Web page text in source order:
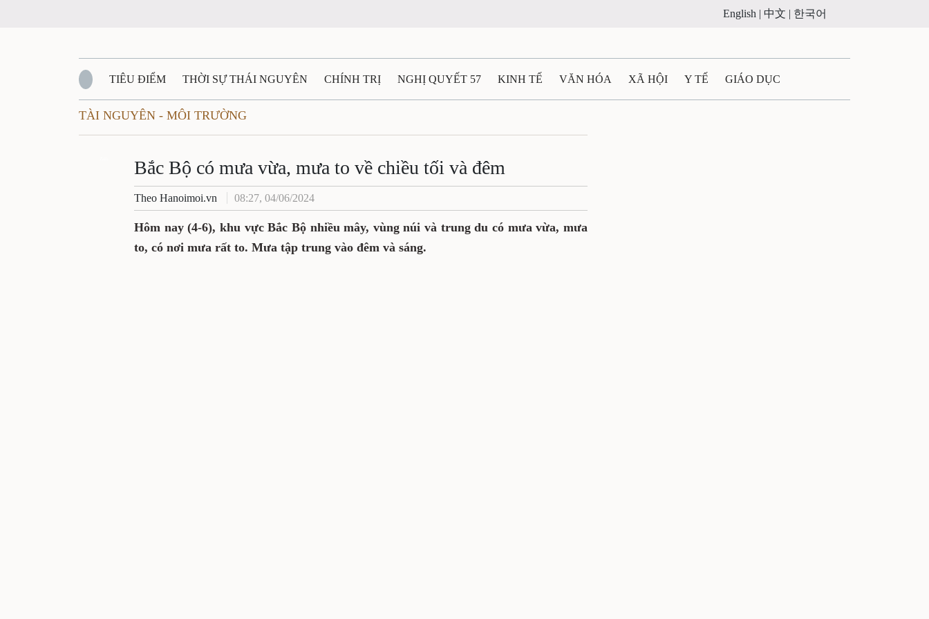
English | 中文 | 한국어
TIÊU ĐIỂM THỜI SỰ THÁI NGUYÊN CHÍNH TRỊ NGHỊ QUYẾT 57 KINH TẾ VĂN HÓA XÃ HỘI Y TẾ GIÁO DỤC
QUỐC PHÒNG - AN NINH BẠN ĐỌC
QUÊ HƯƠNG - ĐẤT NƯỚC QUỐC TẾ TÀI NGUYÊN - MÔI TRƯỜNG THỂ THAO
VĂN BẢN, CHÍNH SÁCH MỚI VĂN NGHỆ THÁI NGUYÊN
TÀI NGUYÊN - MÔI TRƯỜNG
Bắc Bộ có mưa vừa, mưa to về chiều tối và đêm
Theo Hanoimoi.vn 08:27, 04/06/2024
Hôm nay (4-6), khu vực Bắc Bộ nhiều mây, vùng núi và trung du có mưa vừa, mưa
to, có nơi mưa rất to. Mưa tập trung vào đêm và sáng.